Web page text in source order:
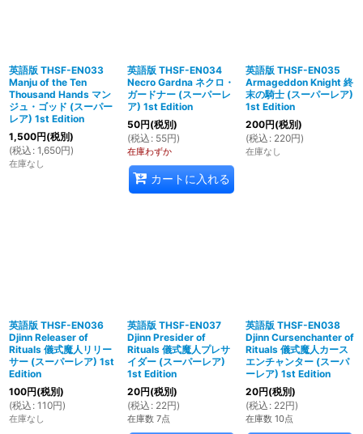
英語版 THSF-EN033
Manju of the Ten
Thousand Hands マン
ジュ・ゴッド (スーパー
レア) 1st Edition
1,500円(税別)
(税込 : 1,650円)
在庫なし
英語版 THSF-EN034
Necro Gardna ネクロ・
ガードナー (スーパーレ
ア) 1st Edition
50円(税別)
(税込 : 55円)
在庫わずか
カートに入れる
英語版 THSF-EN035
Armageddon Knight 終
末の騎士 (スーパーレア)
1st Edition
200円(税別)
(税込 : 220円)
在庫なし
英語版 THSF-EN036
Djinn Releaser of
Rituals 儀式魔人リリー
サー (スーパーレア) 1st
Edition
100円(税別)
(税込 : 110円)
在庫なし
英語版 THSF-EN037
Djinn Presider of
Rituals 儀式魔人プレサ
イダー (スーパーレア)
1st Edition
20円(税別)
(税込 : 22円)
在庫数 7点
英語版 THSF-EN038
Djinn Cursenchanter of
Rituals 儀式魔人カース
エンチャンター (スーパ
ーレア) 1st Edition
20円(税別)
(税込 : 22円)
在庫数 10点